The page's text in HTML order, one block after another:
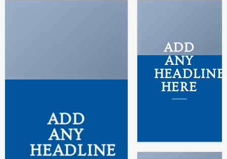
ADD
ANY
HEADLINE
ADD
ANY
HEADLINE
HERE